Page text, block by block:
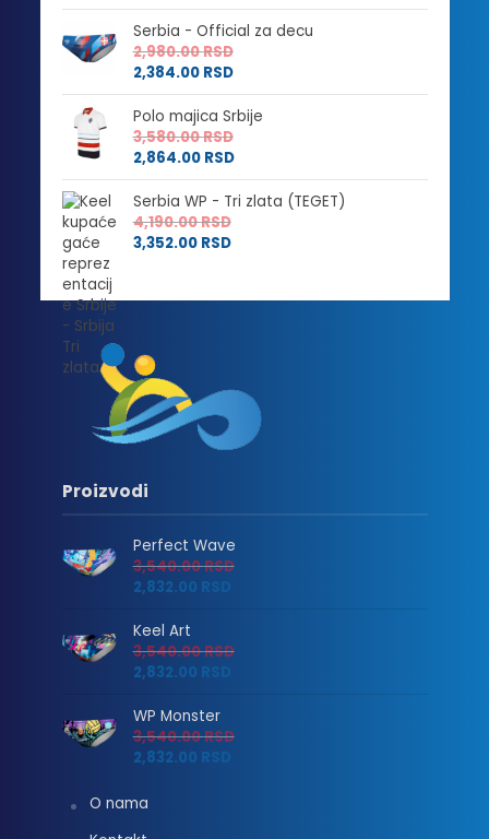
Serbia - Official za decu
2,980.00RSD
2,384.00 RSD
Polo majica Srbije
3,580.00RSD
2,864.00 RSD
Serbia WP - Tri zlata (TEGET)
4,190.00RSD
3,352.00 RSD
Proizvodi
Perfect Wave
3,540.00RSD
2,832.00 RSD
Keel Art
3,540.00RSD
2,832.00 RSD
WP Monster
3,540.00RSD
2,832.00 RSD
O nama